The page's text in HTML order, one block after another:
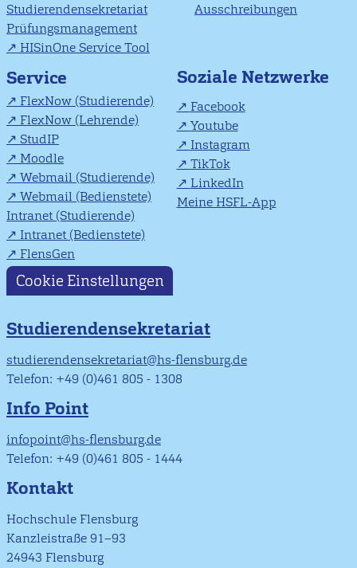
Studierendensekretariat
Prüfungsmanagement
HISinOne Service Tool
Ausschreibungen
Service
FlexNow (Studierende)
FlexNow (Lehrende)
StudIP
Moodle
Webmail (Studierende)
Webmail (Bedienstete)
Intranet (Studierende)
Intranet (Bedienstete)
FlensGen
Soziale Netzwerke
Facebook
Youtube
Instagram
TikTok
LinkedIn
Meine HSFL-App
Cookie Einstellungen
Studierendensekretariat
studierendensekretariat@hs-flensburg.de
Telefon: +49 (0)461 805 - 1308
Info Point
infopoint@hs-flensburg.de
Telefon: +49 (0)461 805 - 1444
Kontakt
Hochschule Flensburg
Kanzleistraße 91–93
24943 Flensburg